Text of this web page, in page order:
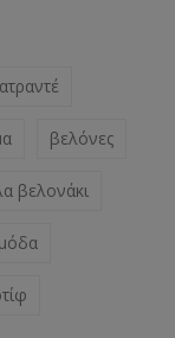
ατραντέ
βελόνες
βελονάκι